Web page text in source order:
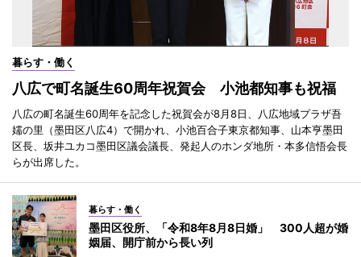
暮らす・働く
八広で町名誕生60周年祝賀会 小池都知事も祝福
八広の町名誕生60周年を記念した祝賀会が8月8日、八広地域プラザ吾
嬬の里（墨田区八広4）で開かれ、小池百合子東京都知事、山本亨墨田
区長、坂井ユカコ墨田区議会議長、発起人のホンダ地所・本多信悟会長
らが出席した。
暮らす・働く
墨田区役所、「令和8年8月8日婚」 300人超が婚
姻届、開庁前から長い列